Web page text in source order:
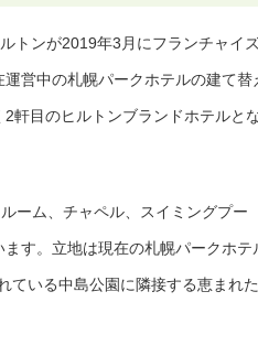
トンが2019年3月にフランチャイ
営中の札幌パークホテルの建て替
軒目のヒルトンブランドホテルと
ーム、チャペル、スイミングプー
す。立地は現在の札幌パークホテ
ている中島公園に隣接する恵まれた